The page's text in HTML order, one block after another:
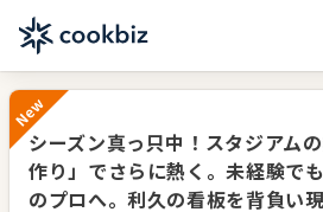
New
シーズン真っ只中！スタジアム
作り」でさらに熱く。未経験で
のプロへ。利久の看板を背負い